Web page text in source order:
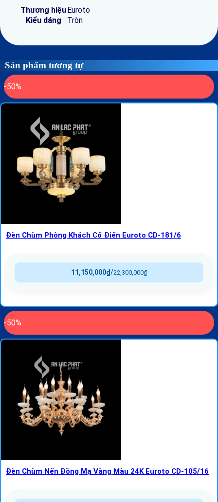
Thương hiệuEuroto
Kiểu dáng
Tròn
Sản phẩm tương tự
-50%
Đèn Chùm Phòng Khách Cổ Điển Euroto CD-181/6
22,300,000₫
/
11,150,000₫
-50%
Đèn Chùm Nến Đồng Mạ Vàng Màu 24K Euroto CD-105/16